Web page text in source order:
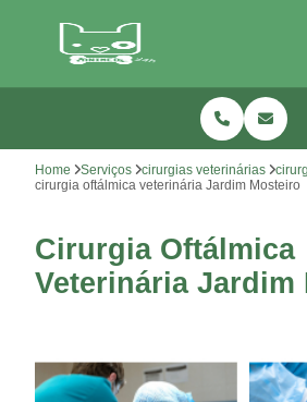
Home Serviços cirurgias veterinárias
cirurgia oftálmica veterinária Jardim Mosteiro
Cirurgia Oftálmica
Veterinária Jardim